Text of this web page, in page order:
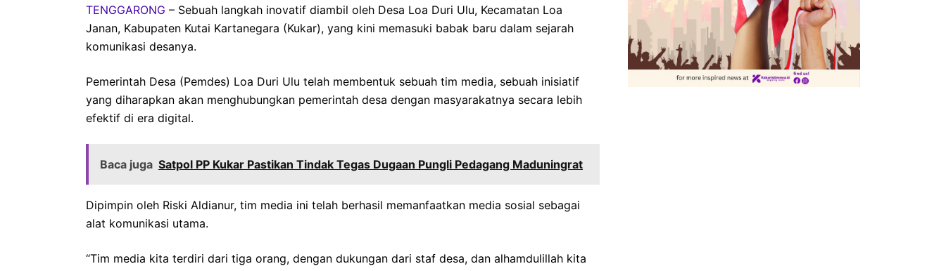
TENGGARONG – Sebuah langkah inovatif diambil oleh Desa Loa Duri Ulu, Kecamatan Loa
Janan, Kabupaten Kutai Kartanegara (Kukar), yang kini memasuki babak baru dalam sejarah
komunikasi desanya.
Pemerintah Desa (Pemdes) Loa Duri Ulu telah membentuk sebuah tim media, sebuah inisiatif
yang diharapkan akan menghubungkan pemerintah desa dengan masyarakatnya secara lebih
efektif di era digital.
Baca juga Satpol PP Kukar Pastikan Tindak Tegas Dugaan Pungli Pedagang Maduningrat
Dipimpin oleh Riski Aldianur, tim media ini telah berhasil memanfaatkan media sosial sebagai
alat komunikasi utama.
“Tim media kita terdiri dari tiga orang, dengan dukungan dari staf desa, dan alhamdulillah kita